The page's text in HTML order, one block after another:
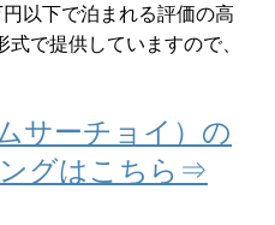
以下で泊まれる評価の高
で提供していますので、
サーチョイ）の
グはこちら⇒